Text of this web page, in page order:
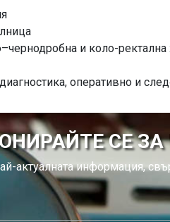
и коло-ректална
оперативно и
СЕ
актуалната информация,